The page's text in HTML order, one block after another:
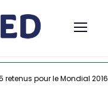
retenus pour le Mondial 2016